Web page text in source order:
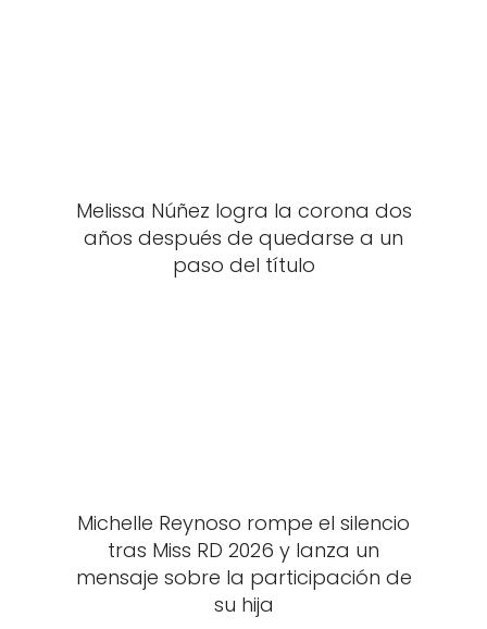
Melissa Núñez logra la corona dos
años después de quedarse a un
paso del título
Michelle Reynoso rompe el silencio
tras Miss RD 2026 y lanza un
mensaje sobre la participación de
su hija